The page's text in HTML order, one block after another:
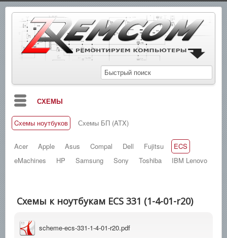
СХЕМЫ
БЛОГ
МАНУАЛЫ
СПРАВОЧНИКИ
НОВОСТИ
ПОИСК
Cхемы ноутбуков Схемы БП (ATX)
Acer Apple Asus Compal Dell Fujitsu
ECS
eMachines
HP Samsung Sony Toshiba IBM Lenovo
Схемы к ноутбукам ECS 331 (1-4-01-r20)
scheme-ecs-331-1-4-01-r20.pdf